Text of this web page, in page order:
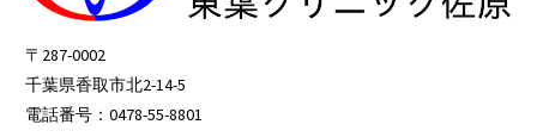
〒287-0002
千葉県香取市北2-14-5
電話番号：0478-55-8801